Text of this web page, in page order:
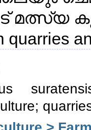
മത്സ്യ
quarries